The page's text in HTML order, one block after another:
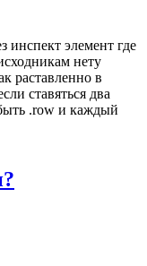
инспект элемент где
нету
раставленно в
ставяться два
.row и каждый